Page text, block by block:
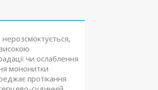
чи ослаблення
мононитки
протікання